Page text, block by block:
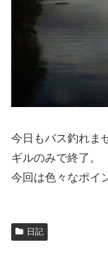
今日もバス釣れま
ギルのみで終了。
今回は色々なポイ
日記